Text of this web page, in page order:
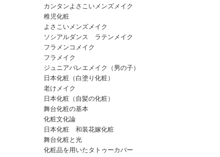
カンタンよさこいメンズメイク
稚児化粧
よさこいメンズメイク
ソシアルダンス ラテンメイク
フラメンコメイク
フラメイク
ジュニアバレエメイク（男の子）
日本化粧（白塗り化粧）
老けメイク
日本化粧（自髪の化粧）
舞台化粧の基本
化粧文化論
日本化粧 和装花嫁化粧
舞台化粧と光
化粧品を用いたタトゥーカバー